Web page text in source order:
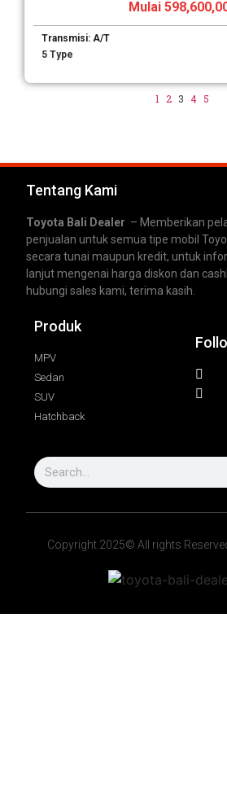
Mulai
Transmisi: A/T
5 Type
1 2 3 4 5
Tentang Kami
Toyota Bali Dealer – Memberikan
penjualan untuk semua tipe mobil
secara tunai maupun kredit, untuk
lanjut mengenai harga diskon dan
hubungi sales kami, terima kasih.
Produk
MPV
Sedan
SUV
Hatchback
Copyright 2025© All rights